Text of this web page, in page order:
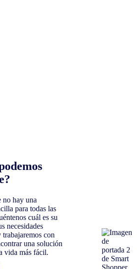
no hay una
para todas las
cuál es su
necesidades
con
una solución
vida más fácil.